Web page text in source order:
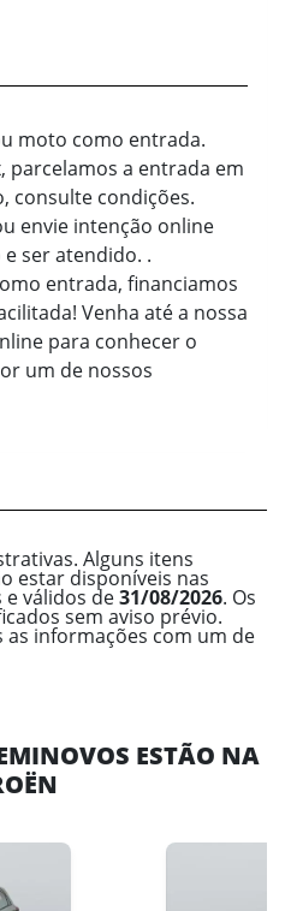
moto como entrada.
parcelamos a entrada em
consulte condições.
envie intenção online
ser atendido. .
entrada, financiamos
Venha até a nossa
para conhecer o
um de nossos
Alguns itens
estar disponíveis nas
e válidos de31/08/2026. Os
sem aviso prévio.
informações com um de
ESTÃO NA